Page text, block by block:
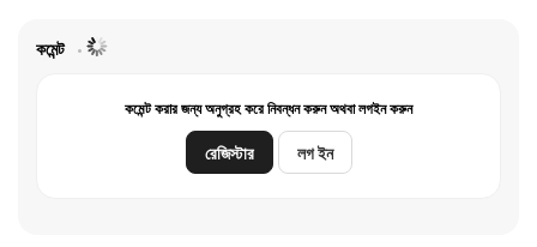
কমেন্ট
কমেন্ট করার জন্য অনুগ্রহ করে নিবন্ধন করুন অথবা লগইন করুন
রেজিস্টার লগ ইন